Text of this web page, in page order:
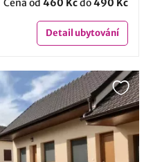
Cena od 460 Kčdo490 Kč
Detailubytování